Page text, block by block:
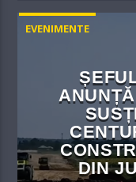
EVENIMENTE
DIN